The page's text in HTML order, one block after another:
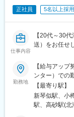
正社員 5名以上採用
仕事内容
【20代～30
送）をお任せ
勤務地
【給与アッ
ンター）での
ら通える事業
海道/青森県/
京都/神奈川県
【最寄り駅】
新琴似駅、小
駅、高砂駅(北